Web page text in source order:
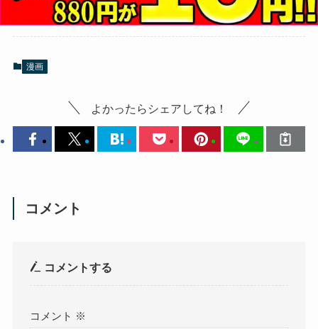
漫画
よかったらシェアしてね！
コメント
コメントする
コメント ※